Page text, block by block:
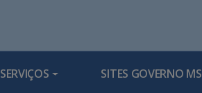
SERVIÇOS SITES GOVERNO MS